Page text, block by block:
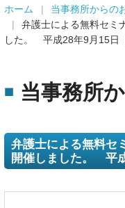
ホーム
当事務所からの
弁護士による無料セミ
した。 平成28年9月15日
当事務所
弁護士による無料
開催しました。 平